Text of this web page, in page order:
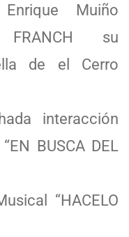
Muiño
FRANCH su
de el Cerro
interacción
BUSCA DEL
“HACELO